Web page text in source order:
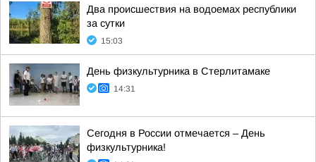
Два происшествия на водоемах республики
за сутки
15:03
День физкультурника в Стерлитамаке
14:31
Сегодня в России отмечается – День
физкультурника!